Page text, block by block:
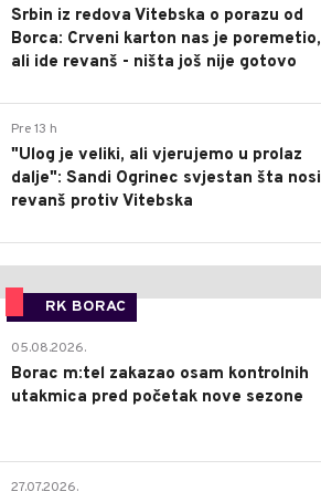
Srbin iz redova Vitebska o porazu od
Borca: Crveni karton nas je poremetio,
ali ide revanš - ništa još nije gotovo
Pre 13 h
"Ulog je veliki, ali vjerujemo u prolaz
dalje": Sandi Ogrinec svjestan šta nosi
revanš protiv Vitebska
RK BORAC
05.08.2026.
Borac m:tel zakazao osam kontrolnih
utakmica pred početak nove sezone
27.07.2026.